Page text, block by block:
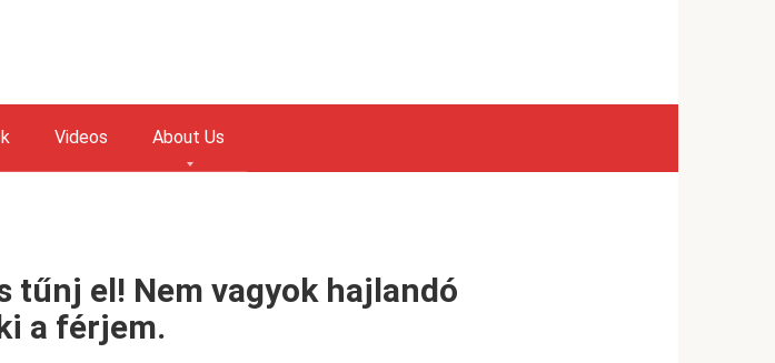
Videos About Us
tűnj el! Nem vagyok hajlandó
a férjem.